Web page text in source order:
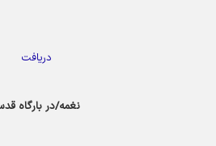
دریافت
نغمه/در بارگاه قدس